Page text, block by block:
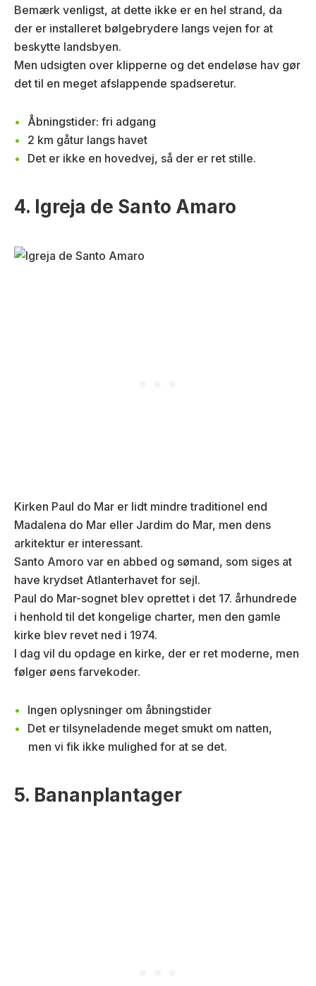
Bemærk venligst, at dette ikke er en hel strand, da
der er installeret bølgebrydere langs vejen for at
beskytte landsbyen.
Men udsigten over klipperne og det endeløse hav gør
det til en meget afslappende spadseretur.
Åbningstider: fri adgang
2 km gåtur langs havet
Det er ikke en hovedvej, så der er ret stille.
4. Igreja de Santo Amaro
Kirken Paul do Mar er lidt mindre traditionel end
Madalena do Mar eller Jardim do Mar, men dens
arkitektur er interessant.
Santo Amoro var en abbed og sømand, som siges at
have krydset Atlanterhavet for sejl.
Paul do Mar-sognet blev oprettet i det 17. århundrede
i henhold til det kongelige charter, men den gamle
kirke blev revet ned i 1974.
I dag vil du opdage en kirke, der er ret moderne, men
følger øens farvekoder.
Ingen oplysninger om åbningstider
Det er tilsyneladende meget smukt om natten,
men vi fik ikke mulighed for at se det.
5. Bananplantager